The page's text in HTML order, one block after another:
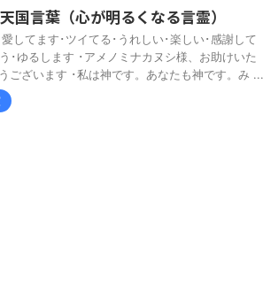
国言葉（心が明るくなる言霊）
愛してます･ツイてる･うれしい･楽しい･感謝して
･ゆるします ･アメノミナカヌシ様、お助けいた
ございます ･私は神です。あなたも神です。み ...